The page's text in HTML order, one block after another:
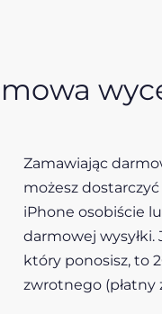
Zamawiając
możesz
iPhone osobiście
darmowej wysyłki.
który ponosisz, to
zwrotnego (płatny